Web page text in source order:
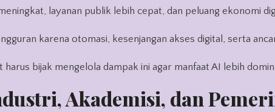
layanan publik lebih cepat, dan peluang ekonomi
karena otomasi, kesenjangan akses digital, serta
harus bijak mengelola dampak ini agar manfaat AI lebih
Akademisi, dan